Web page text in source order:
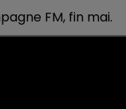
FM, fin mai.